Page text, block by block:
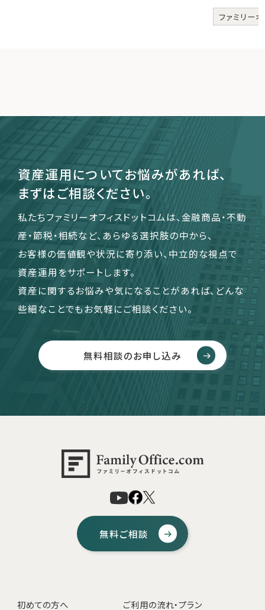
ファミリー
資産運用についてお悩みがあれば、
まずはご相談ください。
私たちファミリーオフィスドットコムは、金融商品・不動
産・節税・相続など、あらゆる選択肢の中から、
お客様の価値観や状況に寄り添い、中立的な視点で
資産運用をサポートします。
資産に関するお悩みや気になることがあれば、どんな
些細なことでもお気軽にご相談ください。
無料相談のお申し込み
無料ご相談
初めての方へ ご利用の流れ・プラン